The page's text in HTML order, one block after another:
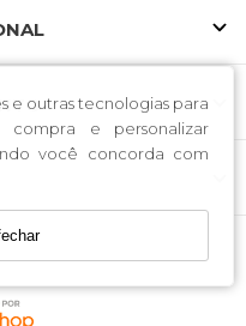
e outras tecnologias para
compra e personalizar
você concorda com